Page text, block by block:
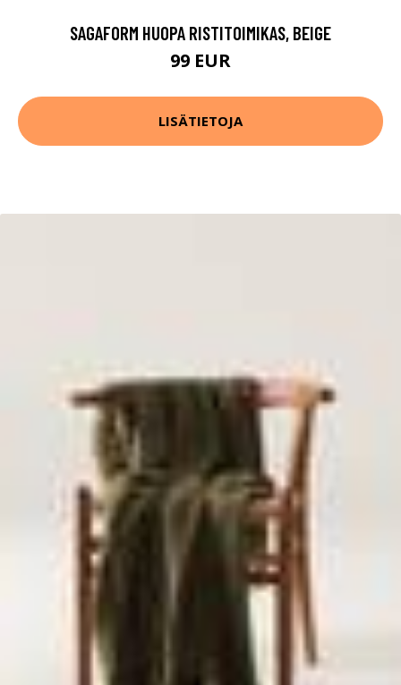
SAGAFORM HUOPA RISTITOIMIKAS, BEIGE
99 EUR
LISÄTIETOJA